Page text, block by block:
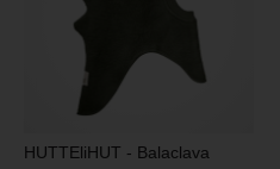
HUTTEliHUT - Balaclava